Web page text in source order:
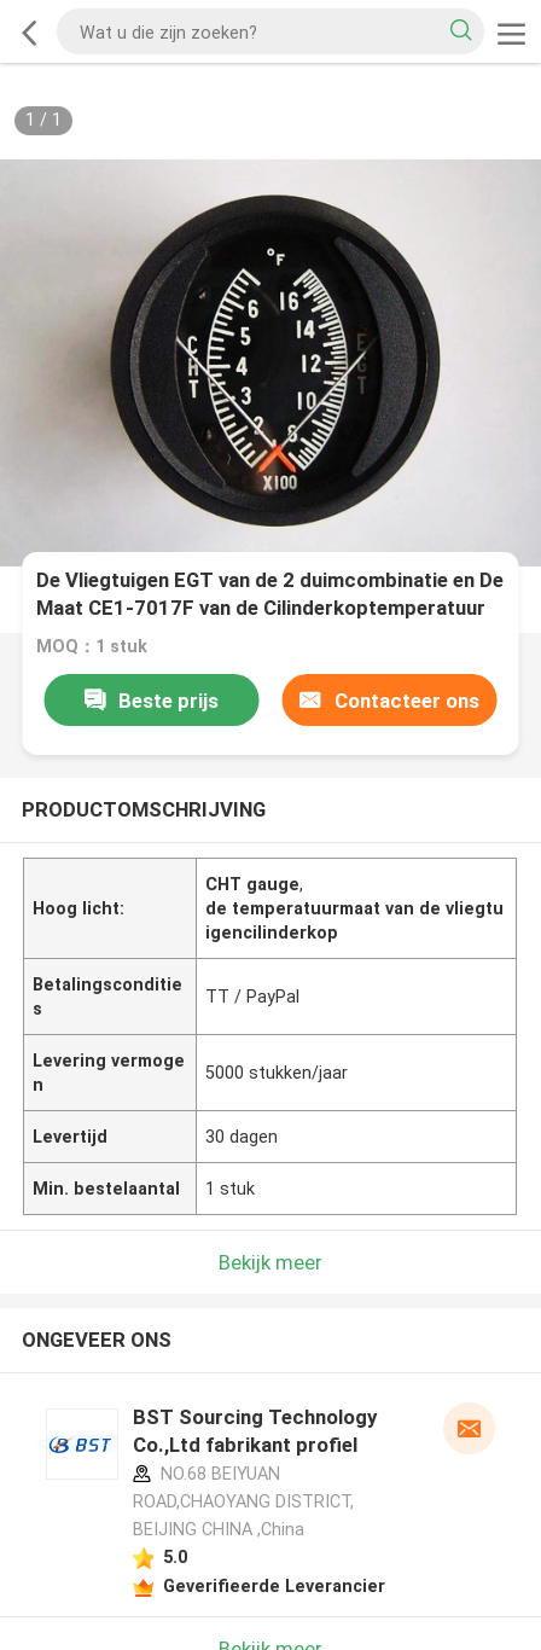
1 / 1
De Vliegtuigen EGT van de 2 duimcombinatie en De
Maat CE1-7017F van de Cilinderkoptemperatuur
MOQ：1 stuk
Beste prijs Contacteer ons
PRODUCTOMSCHRIJVING
Hoog licht:
CHT gauge,
de temperatuurmaat van de vliegtu
igencilinderkop
Betalingsconditie
s
TT / PayPal
Levering vermoge
n
5000 stukken/jaar
Levertijd 30 dagen
Min. bestelaantal 1 stuk
Bekijk meer
ONGEVEER ONS
BST Sourcing Technology
Co.,Ltd fabrikant profiel
NO.68 BEIYUAN
ROAD,CHAOYANG DISTRICT,
BEIJING CHINA ,China
5.0
Geverifieerde Leverancier